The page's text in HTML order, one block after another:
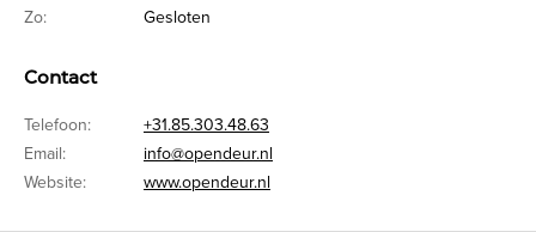
Zo:
Gesloten
Contact
Telefoon:
+31.85.303.48.63
Email:
info@opendeur.nl
Website:
www.opendeur.nl